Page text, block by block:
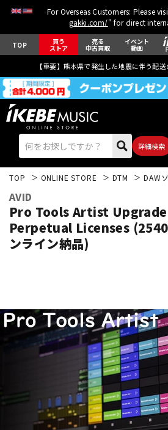
For Overseas Customers: Please
gakki.com/" for direct
TOP 買う
ストア
売る
中古買取
イベント
動画
【重要】熊本県で発生した地震に伴う配
詳細検索
エレキギター
ドラム
キーボード
管楽器
TOP ONLINE STORE DTM DAW
AVID
Pro Tools Artist
Perpetual Licenses
ンライン納品)